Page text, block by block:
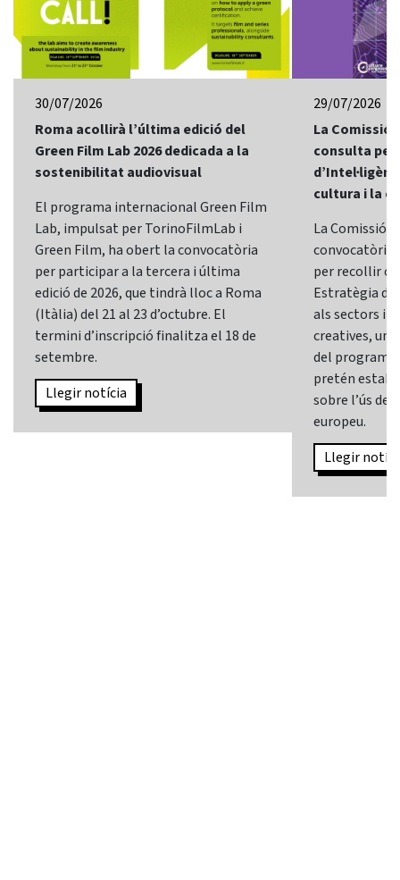
30/07/2026
Roma acollirà l’última edició del
Green Film Lab 2026 dedicada a la
sostenibilitat audiovisual
El programa internacional Green Film
Lab, impulsat per TorinoFilmLab i
Green Film, ha obert la convocatòria
per participar a la tercera i última
edició de 2026, que tindrà lloc a Roma
(Itàlia) del 21 al 23 d’octubre. El
termini d’inscripció finalitza el 18 de
setembre.
Llegir notícia
29/07/2026
La Comissió
consulta
cultura i la
La Comissió
convocatòria
per recollir
Estratègia
als sectors i
creatives,
del programa
pretén
sobre l’ús de
europeu.
Llegir